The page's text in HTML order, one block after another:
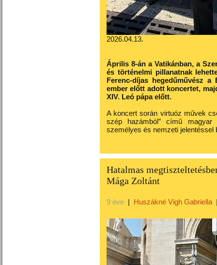
2026.04.13.
Április 8-án a Vatikánban, a
és történelmi pillanatnak
Ferenc-díjas hegedűművész
ember előtt adott koncertet,
XIV. Leó pápa előtt.
A koncert során virtuóz művek
szép hazámból” című
személyes és nemzeti jelentéssel
Hatalmas
Mága Zoltánt
9 éve | Huszákné Vigh Gabriella